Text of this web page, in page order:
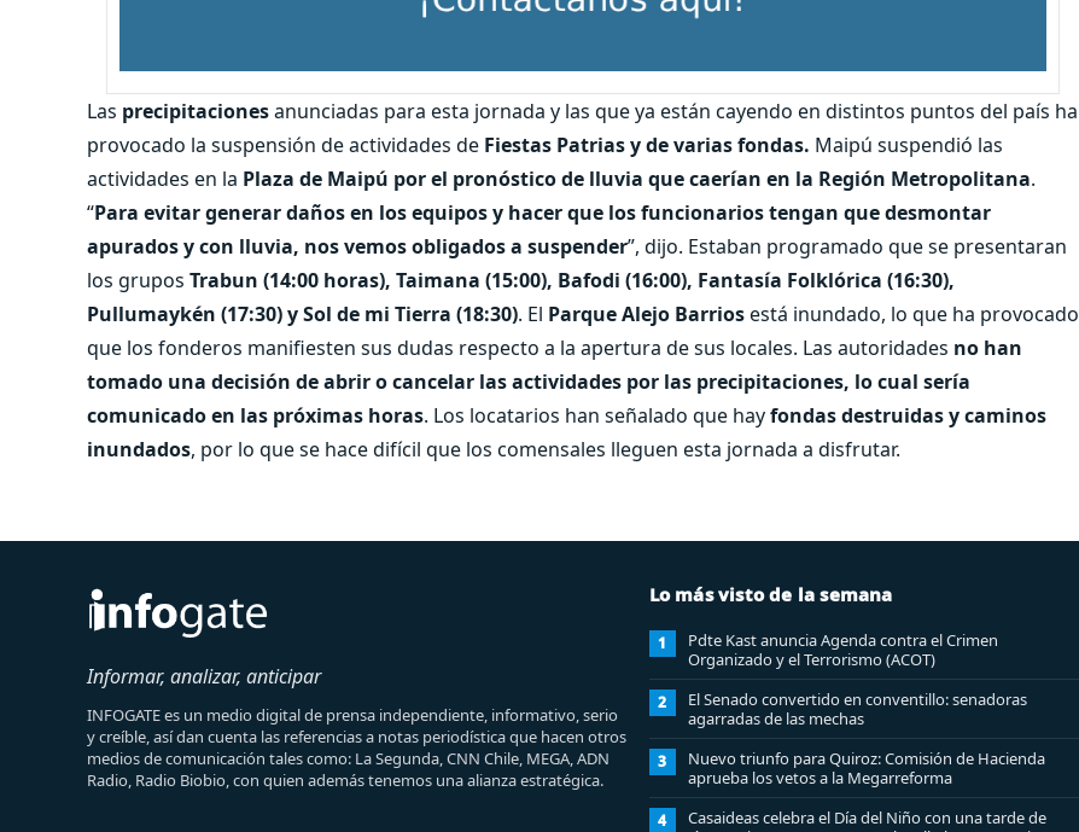
Las precipitacionesanunciadas para esta jornada y las que ya están cayendo en distintos puntos del país ha
provocado la suspensión de actividades de Fiestas Patrias y de varias fondas. Maipú suspendió las
actividades en la Plaza de Maipú por el pronóstico de lluvia que caerían en la Región Metropolitana.
“Para evitar generar daños en los equipos y hacer que los funcionarios tengan que desmontar
apurados y con lluvia, nos vemos obligados a suspender”, dijo. Estaban programado que se presentaran
los grupos Trabun (14:00 horas), Taimana (15:00), Bafodi (16:00), Fantasía Folklórica (16:30),
Pullumaykén (17:30) y Sol de mi Tierra (18:30). El Parque Alejo Barriosestá inundado, lo que ha provocado
que los fonderos manifiesten sus dudas respecto a la apertura de sus locales. Las autoridades no han
tomado una decisión de abrir o cancelar las actividades por las precipitaciones, lo cual sería
comunicado en las próximas horas. Los locatarios han señalado que hayfondas destruidas y caminos
inundados, por lo que se hace difícil que los comensales lleguen esta jornada a disfrutar.
Informar, analizar, anticipar
INFOGATE es un medio digital de prensa independiente, informativo, serio
y creíble, así dan cuenta las referencias a notas periodística que hacen otros
medios de comunicación tales como: La Segunda, CNN Chile, MEGA, ADN
Radio, Radio Biobio, con quien además tenemos una alianza estratégica.
Lo más visto de la semana
1
Pdte Kast anuncia Agenda contra el Crimen
Organizado y el Terrorismo (ACOT)
2
El Senado convertido en conventillo: senadoras
agarradas de las mechas
3
Nuevo triunfo para Quiroz: Comisión de Hacienda
aprueba los vetos a la Megarreforma
4
Casaideas celebra el Día del Niño con una tarde de